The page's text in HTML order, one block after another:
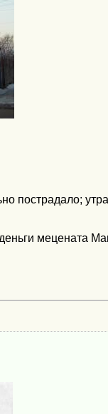
пострадало;
мецената